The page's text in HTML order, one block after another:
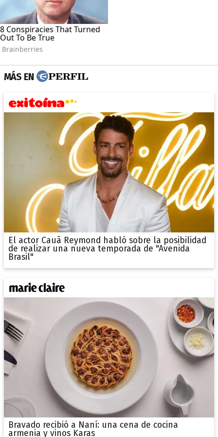
MÁS EN
El actor Cauã Reymond habló sobre la posibilidad
de realizar una nueva temporada de "Avenida
Brasil"
Bravado recibió a Naní: una cena de cocina
armenia y vinos Karas